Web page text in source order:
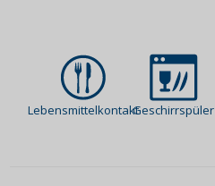
LebensmittelkontaktGeschirrspüler